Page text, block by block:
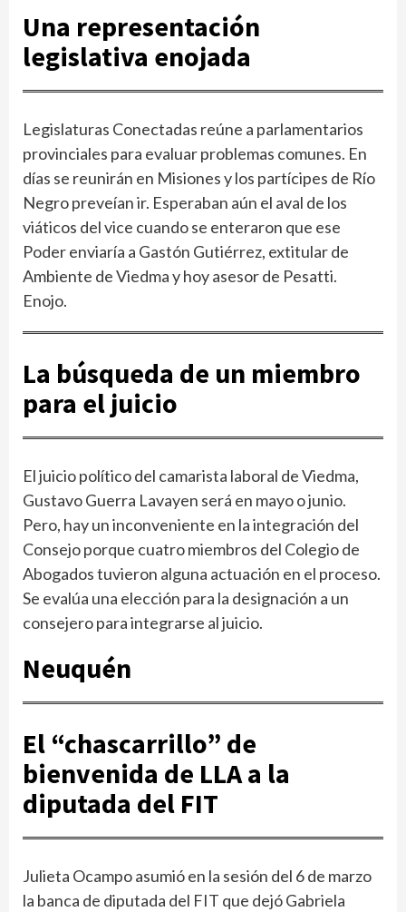
Una representación
legislativa enojada
Legislaturas Conectadas reúne a parlamentarios
provinciales para evaluar problemas comunes. En
días se reunirán en Misiones y los partícipes de Río
Negro preveían ir. Esperaban aún el aval de los
viáticos del vice cuando se enteraron que ese
Poder enviaría a Gastón Gutiérrez, extitular de
Ambiente de Viedma y hoy asesor de Pesatti.
Enojo.
La búsqueda de un miembro
para el juicio
El juicio político del camarista laboral de Viedma,
Gustavo Guerra Lavayen será en mayo o junio.
Pero, hay un inconveniente en la integración del
Consejo porque cuatro miembros del Colegio de
Abogados tuvieron alguna actuación en el proceso.
Se evalúa una elección para la designación a un
consejero para integrarse al juicio.
Neuquén
El “chascarrillo” de
bienvenida de LLA a la
diputada del FIT
Julieta Ocampo asumió en la sesión del 6 de marzo
la banca de diputada del FIT que dejó Gabriela